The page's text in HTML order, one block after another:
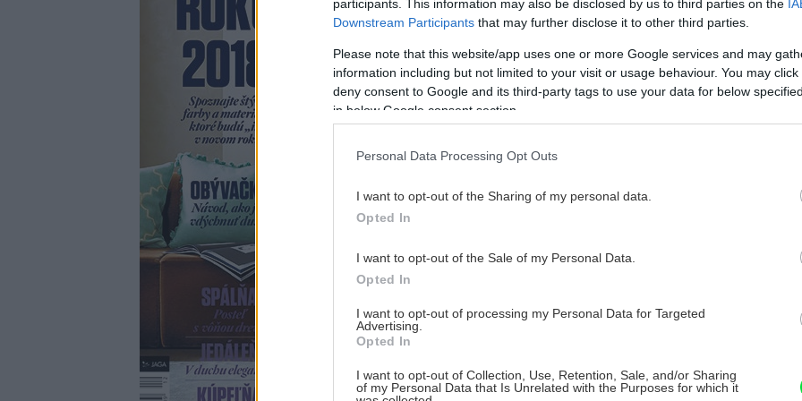
participants. This information may also be disclosed by us to third parties on the
Downstream Participants that may further disclose it to other third parties.
Please note that this website/app uses one or more Google services and may
information including but not limited to your visit or usage behaviour. You may
deny consent to Google and its third-party tags to use your data for below
in below Google consent section.
Personal Data Processing Opt Outs
I want to opt-out of the Sharing of my personal data.
Opted In
I want to opt-out of the Sale of my Personal Data.
Opted In
I want to opt-out of processing my Personal Data for Targeted
Advertising.
Opted In
I want to opt-out of Collection, Use, Retention, Sale, and/or Sharing
of my Personal Data that Is Unrelated with the Purposes for which it